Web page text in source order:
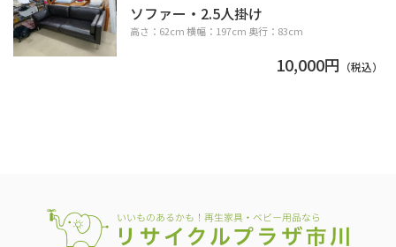
ソファー・2.5人掛け
高さ：62cm 横幅：197cm 奥行：83cm
10,000円 （税込）